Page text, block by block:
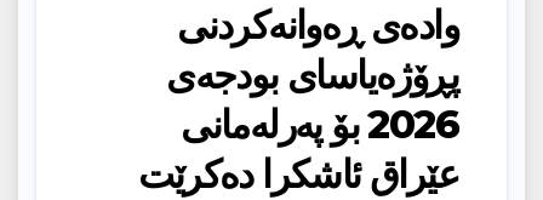
وادەی ڕەوانەكردنی
پڕۆژەیاسای بودجەی
2026 بۆ پەرلەمانى
عێراق ئاشكرا دەكرێت